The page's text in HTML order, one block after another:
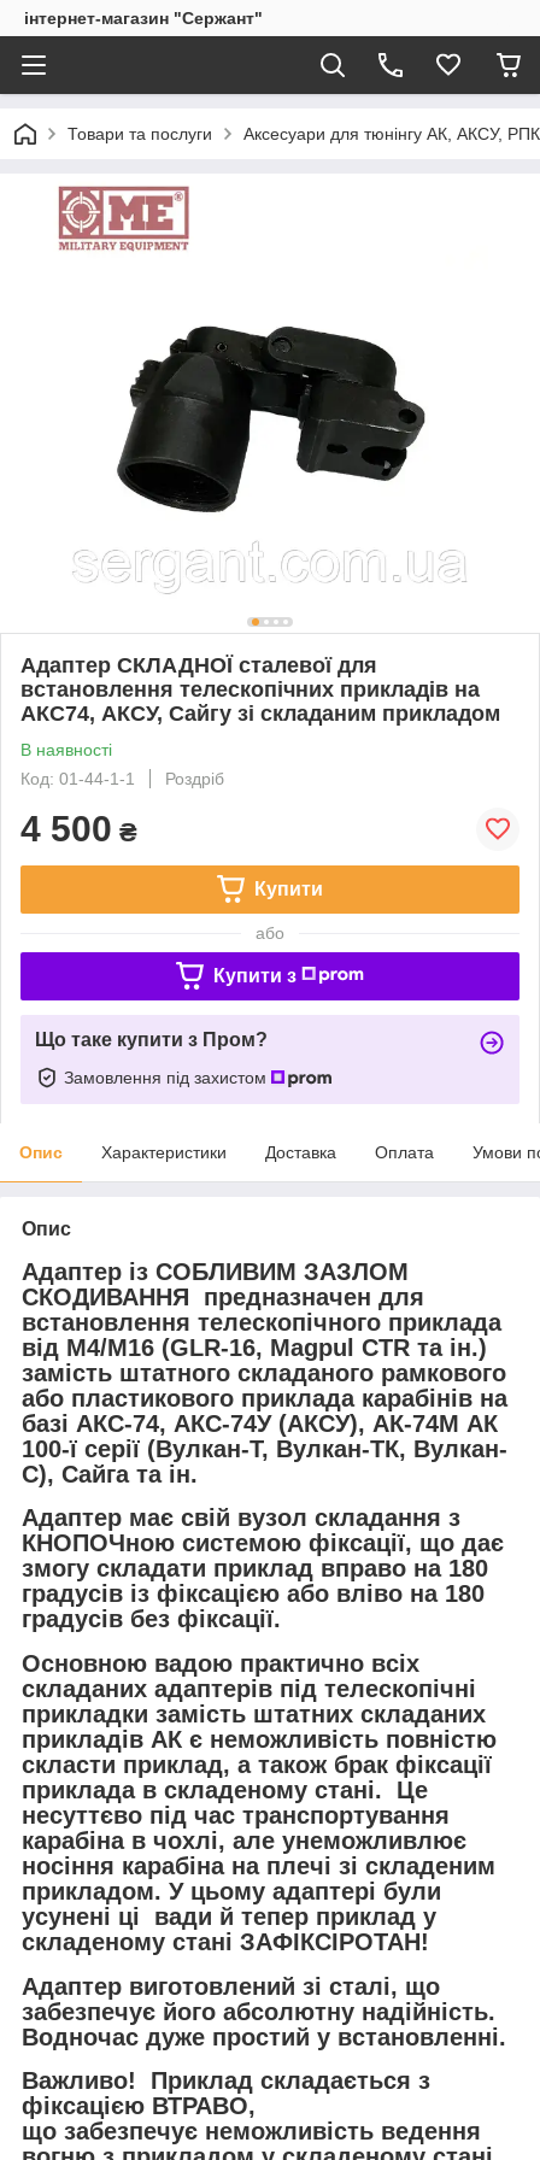
інтернет-магазин "Сержант"
Товари та послуги Аксесуари для тюнінгу АК, АКСУ,
Адаптер СКЛАДНОЇ сталевої для
встановлення телескопічних прикладів на
АКС74, АКСУ, Сайгу зі складаним прикладом
В наявності
Код: 01-44-1-1
Роздріб
4 500 ₴
Купити
або
Купити з
Що таке купити з Пром?
Замовлення під захистом
Опис Характеристики Доставка Оплата Умови
Опис
Адаптер із СОБЛИВИМ ЗАЗЛОМ
СКОДИВАННЯ предназначен для
встановлення телескопічного приклада
від M4/M16 (GLR-16, Magpul CTR та ін.)
замість штатного складаного рамкового
або пластикового приклада карабінів на
базі АКС-74, АКС-74У (АКСУ), АК-74М АК
100-ї серії (Вулкан-Т, Вулкан-ТК, Вулкан-
С), Сайга та ін.
Адаптер має свій вузол складання з
КНОПОЧною системою фіксації, що дає
змогу складати приклад вправо на 180
градусів із фіксацією або вліво на 180
градусів без фіксації.
Основною вадою практично всіх
складаних адаптерів під телескопічні
прикладки замість штатних складаних
прикладів АК є неможливість повністю
скласти приклад, а також брак фіксації
приклада в складеному стані. Це
несуттєво під час транспортування
карабіна в чохлі, але унеможливлює
носіння карабіна на плечі зі складеним
прикладом. У цьому адаптері були
усунені ці вади й тепер приклад у
складеному стані ЗАФІКСІРОТАН!
Адаптер виготовлений зі сталі, що
забезпечує його абсолютну надійність.
Водночас дуже простий у встановленні.
Важливо!
Приклад складається з
фіксацією ВТРАВО,
що забезпечує неможливість ведення